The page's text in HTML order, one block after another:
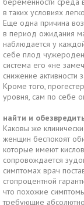
в таких условиях
Еще одна причина
в период ожидания
наблюдается у
себе плод
система его «не
снижение активности
Кроме того,
уровня, сам по себе
найти и
Каковы же
женщин беспокоят
которые имеют
сопровождается
симптомах врач
стопроцентной
что похожие
требующие